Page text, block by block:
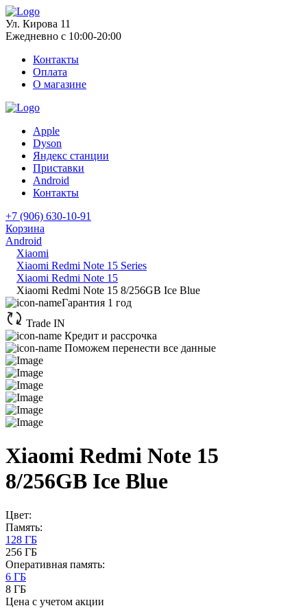
Ул. Кирова 11
Ежедневно с 10:00-20:00
Контакты
Оплата
О магазине
Apple
Dyson
Яндекс станции
Приставки
Android
Контакты
+7 (906) 630-10-91
Корзина
Android
Xiaomi
Xiaomi Redmi Note 15 Series
Xiaomi Redmi Note 15
Xiaomi Redmi Note 15 8/256GB Ice Blue
Гарантия 1 год
Trade IN
Кредит и рассрочка
Поможем перенести все данные
Xiaomi Redmi Note 15
8/256GB Ice Blue
Цвет:
Память:
128 ГБ
256 ГБ
Оперативная память:
6 ГБ
8 ГБ
Цена с учетом акции